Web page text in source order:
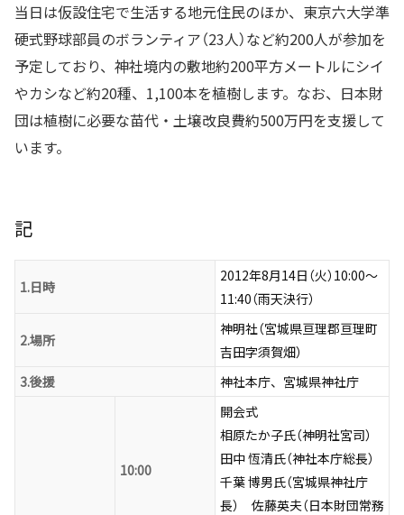
当日は仮設住宅で生活する地元住民のほか、東京六大学準
硬式野球部員のボランティア（23人）など約200人が参加を
予定しており、神社境内の敷地約200平方メートルにシイ
やカシなど約20種、1,100本を植樹します。なお、日本財
団は植樹に必要な苗代・土壌改良費約500万円を支援して
います。
記
1.日時
2012年8月14日（火）10:00〜
11:40（雨天決行）
2.場所
神明社（宮城県亘理郡亘理町
吉田字須賀畑）
3.後援
神社本庁、宮城県神社庁
10:00
開会式
相原たか子氏（神明社宮司）
田中 恆清氏（神社本庁総長）
千葉 博男氏（宮城県神社庁
長） 佐藤英夫（日本財団常務